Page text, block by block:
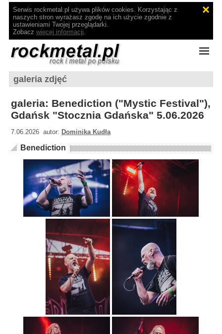
Serwis rockmetal.pl używa plików cookies. Korzystając z
naszych stron wyrażasz zgodę na ich użycie zgodnie z
ustawieniami Twojej przeglądarki.
Zobacz więcej informacji.
galeria zdjęć
galeria: Benediction ("Mystic Festival"),
Gdańsk "Stocznia Gdańska" 5.06.2026
7.06.2026 autor: Dominika Kudła
Benediction